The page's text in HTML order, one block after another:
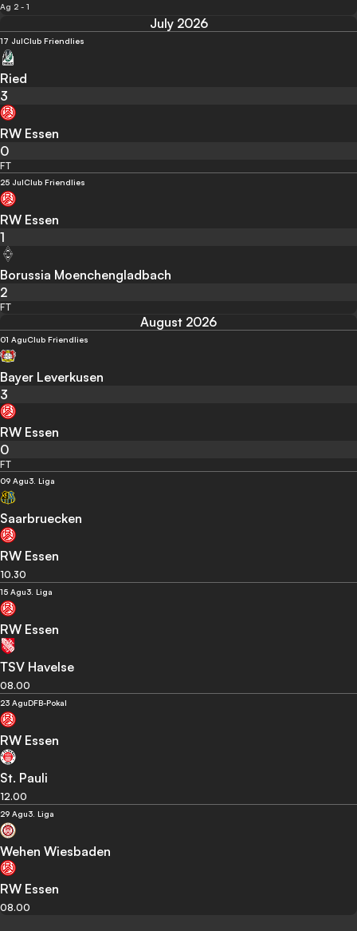
Ag 2 - 1
July 2026
17 JulClub Friendlies
Ried
3
RW Essen
0
FT
25 JulClub Friendlies
RW Essen
1
Borussia Moenchengladbach
2
FT
August 2026
01 AguClub Friendlies
Bayer Leverkusen
3
RW Essen
0
FT
09 Agu3. Liga
Saarbruecken
RW Essen
10.30
15 Agu3. Liga
RW Essen
TSV Havelse
08.00
23 AguDFB-Pokal
RW Essen
St. Pauli
12.00
29 Agu3. Liga
Wehen Wiesbaden
RW Essen
08.00